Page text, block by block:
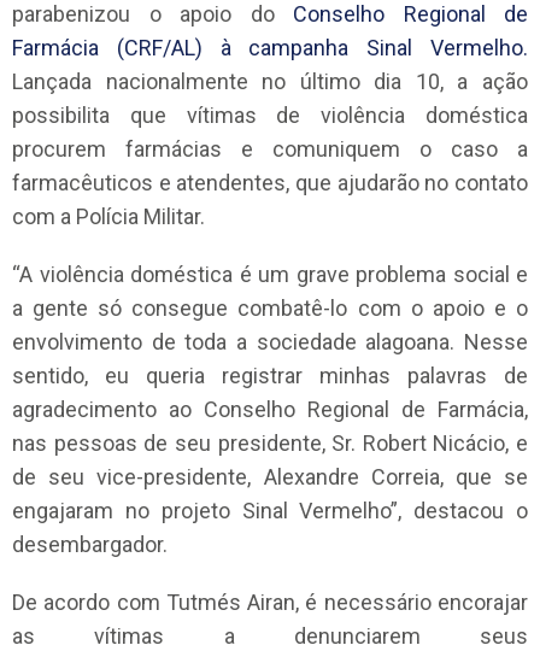
parabenizou o apoio do Conselho Regional de
Farmácia (CRF/AL) à campanha Sinal Vermelho.
Lançada nacionalmente no último dia 10, a ação
possibilita que vítimas de violência doméstica
procurem farmácias e comuniquem o caso a
farmacêuticos e atendentes, que ajudarão no contato
com a Polícia Militar.
“A violência doméstica é um grave problema social e
a gente só consegue combatê-lo com o apoio e o
envolvimento de toda a sociedade alagoana. Nesse
sentido, eu queria registrar minhas palavras de
agradecimento ao Conselho Regional de Farmácia,
nas pessoas de seu presidente, Sr. Robert Nicácio, e
de seu vice-presidente, Alexandre Correia, que se
engajaram no projeto Sinal Vermelho”, destacou o
desembargador.
De acordo com Tutmés Airan, é necessário encorajar
as vítimas a denunciarem seus